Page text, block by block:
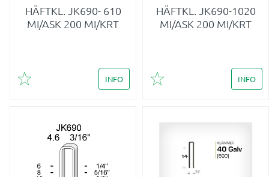
HÄFTKL. JK690- 610
MI/ASK 200 MI/KRT
Lägg till i favoriter
INFO
HÄFTKL. JK690-1020
MI/ASK 200 MI/KRT
Lägg till i favoriter
INFO